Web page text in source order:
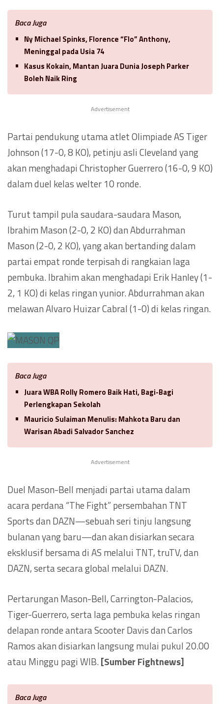
Baca Juga
Ny Michael Spinks, Florence “Flo” Anthony,
Meninggal pada Usia 74
Kasus Kokain, Mantan Juara Dunia Joseph Parker
Boleh Naik Ring
Advertisement
Partai pendukung utama atlet Olimpiade AS Tiger
Johnson (17-0, 8 KO), petinju asli Cleveland yang
akan menghadapi Christopher Guerrero (16-0, 9 KO)
dalam duel kelas welter 10 ronde.
Turut tampil pula saudara-saudara Mason,
Ibrahim Mason (2-0, 2 KO) dan Abdurrahman
Mason (2-0, 2 KO), yang akan bertanding dalam
partai empat ronde terpisah di rangkaian laga
pembuka. Ibrahim akan menghadapi Erik Hanley (1-
2, 1 KO) di kelas ringan yunior. Abdurrahman akan
melawan Alvaro Huizar Cabral (1-0) di kelas ringan.
Baca Juga
Juara WBA Rolly Romero Baik Hati, Bagi-Bagi
Perlengkapan Sekolah
Mauricio Sulaiman Menulis: Mahkota Baru dan
Warisan Abadi Salvador Sanchez
Advertisement
Duel Mason-Bell menjadi partai utama dalam
acara perdana “The Fight” persembahan TNT
Sports dan DAZN—sebuah seri tinju langsung
bulanan yang baru—dan akan disiarkan secara
eksklusif bersama di AS melalui TNT, truTV, dan
DAZN, serta secara global melalui DAZN.
Pertarungan Mason-Bell, Carrington-Palacios,
Tiger-Guerrero, serta laga pembuka kelas ringan
delapan ronde antara Scooter Davis dan Carlos
Ramos akan disiarkan langsung mulai pukul 20.00
atau Minggu pagi WIB.[Sumber Fightnews]
Baca Juga